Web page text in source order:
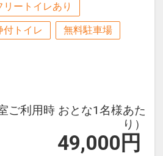
リートイレあり
付トイレ 無料駐車場
ご利用時 おとな1名様あた
り）
49,000 円